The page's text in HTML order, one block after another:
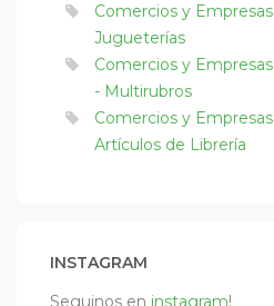
Comercios y Empresas
Jugueterías
Comercios y Empresas
- Multirubros
Comercios y Empresas
Artículos de Librería
INSTAGRAM
Seguinos en instagram!